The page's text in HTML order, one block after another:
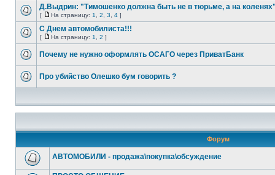
Д.Выдрин: "Тимошенко должна быть не в тюрьме, а на
[ На страницу: 1 2 3 4 ]
С Днем автомобилиста!!!
[ На страницу: 1 2 ]
Почему не нужно оформлять ОСАГО через ПриватБанк
Про убийство Олешко бум говорить ?
Форум
АВТОМОБИЛИ - продажа\покупка\обсуждение